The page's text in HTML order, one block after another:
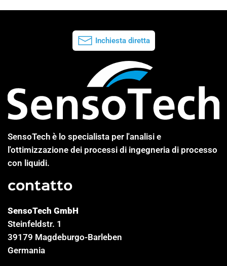
Inchiesta diretta
SensoTech è lo specialista per l'analisi e
l'ottimizzazione dei processi di ingegneria di processo
con liquidi.
contatto
SensoTech GmbH
Steinfeldstr. 1
39179 Magdeburgo-Barleben
Germania